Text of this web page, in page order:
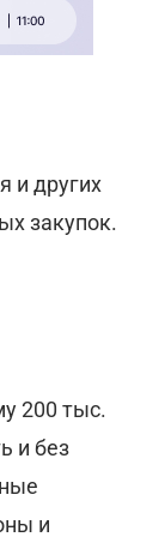
и других
закупок.
200 тыс.
и без
и